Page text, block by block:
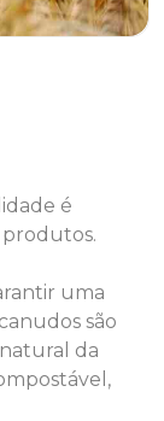
é
produtos.
uma
são
da